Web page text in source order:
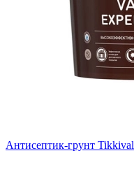
Антисептик-грунт